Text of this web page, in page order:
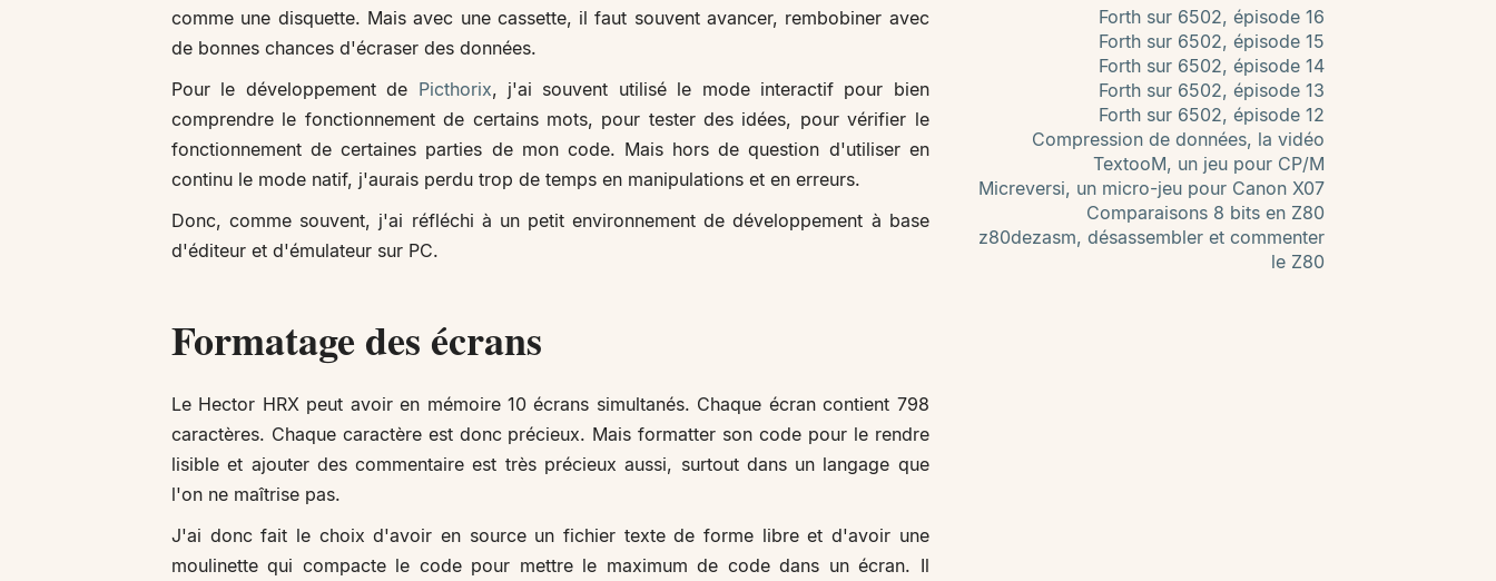
comme une disquette. Mais avec une cassette, il faut souvent avancer, rembobiner avec
de bonnes chances d'écraser des données.
Pour le développement de Picthorix, j'ai souvent utilisé le mode interactif pour bien
comprendre le fonctionnement de certains mots, pour tester des idées, pour vérifier le
fonctionnement de certaines parties de mon code. Mais hors de question d'utiliser en
continu le mode natif, j'aurais perdu trop de temps en manipulations et en erreurs.
Donc, comme souvent, j'ai réfléchi à un petit environnement de développement à base
d'éditeur et d'émulateur sur PC.
Formatage des écrans
Le Hector HRX peut avoir en mémoire 10 écrans simultanés. Chaque écran contient 798
caractères. Chaque caractère est donc précieux. Mais formatter son code pour le rendre
lisible et ajouter des commentaire est très précieux aussi, surtout dans un langage que
l'on ne maîtrise pas.
J'ai donc fait le choix d'avoir en source un fichier texte de forme libre et d'avoir une
moulinette qui compacte le code pour mettre le maximum de code dans un écran. Il
Forth sur 6502, épisode 16
Forth sur 6502, épisode 15
Forth sur 6502, épisode 14
Forth sur 6502, épisode 13
Forth sur 6502, épisode 12
Compression de données, la vidéo
TextooM, un jeu pour CP/M
Micreversi, un micro-jeu pour Canon X07
Comparaisons 8 bits en Z80
z80dezasm, désassembler et commenter
le Z80